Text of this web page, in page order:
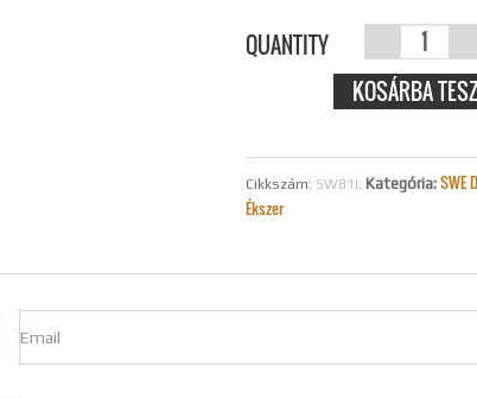
QUANTITY
SZÍNES
SZIVES
MENNYISÉG
KOSÁRBA
Cikkszám: SW81L Kategória: SWE
Ékszer